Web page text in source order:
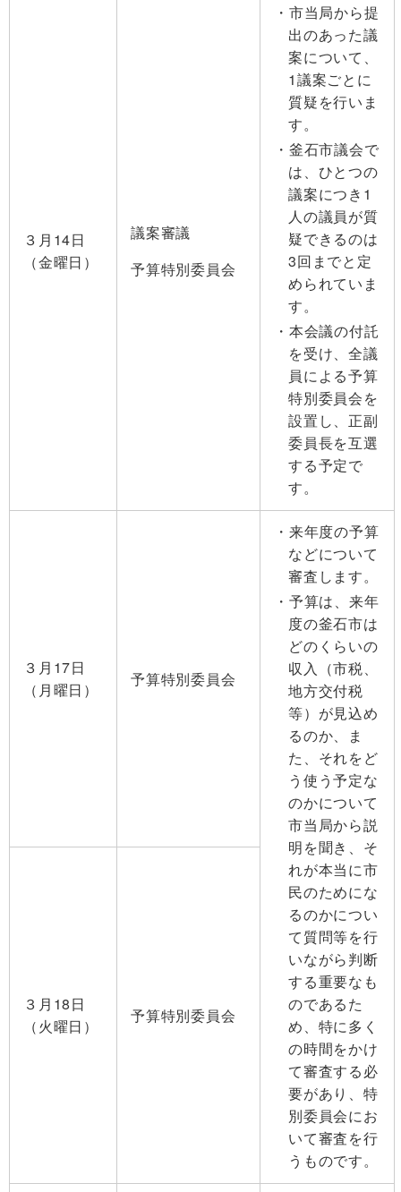
３月14日
（金曜日）
議案審議
予算特別委員会
市当局から提
出のあった議
案について、
1議案ごとに
質疑を行いま
す。
釜石市議会で
は、ひとつの
議案につき1
人の議員が質
疑できるのは
3回までと定
められていま
す。
本会議の付託
を受け、全議
員による予算
特別委員会を
設置し、正副
委員長を互選
する予定で
す。
３月17日
（月曜日）
予算特別委員会
来年度の予算
などについて
審査します。
予算は、来年
度の釜石市は
どのくらいの
収入（市税、
地方交付税
等）が見込め
るのか、ま
た、それをど
う使う予定な
のかについて
市当局から説
明を聞き、そ
れが本当に市
民のためにな
るのかについ
て質問等を行
いながら判断
する重要なも
のであるた
め、特に多く
の時間をかけ
て審査する必
要があり、特
別委員会にお
いて審査を行
うものです。
３月18日
（火曜日）
予算特別委員会